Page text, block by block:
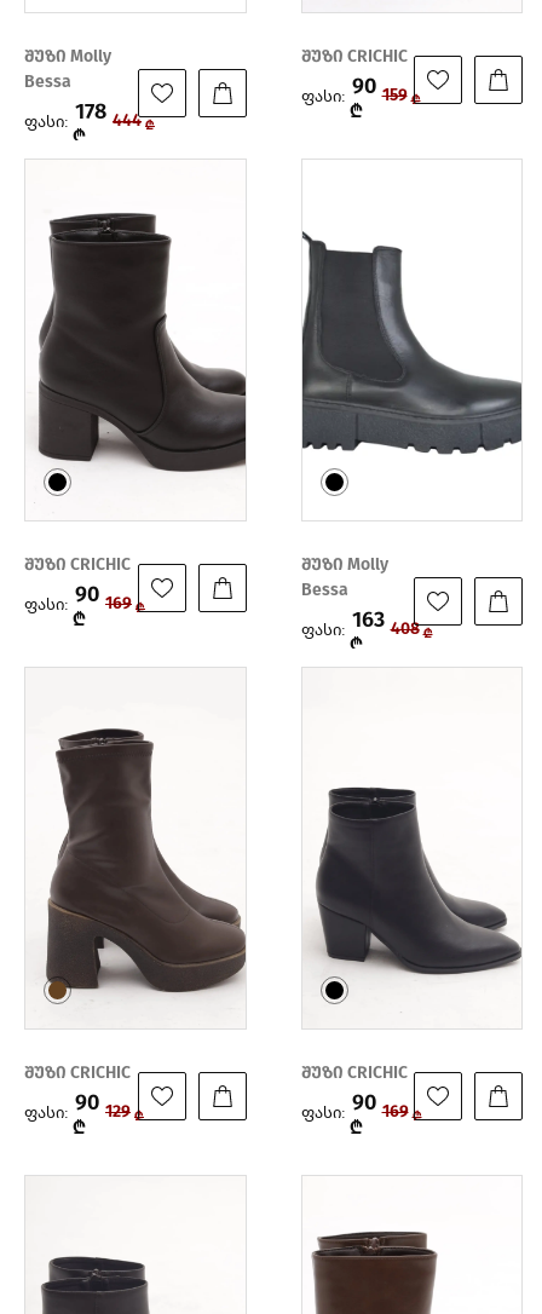
შუზი Molly
Bessa
ფასი: 178
₾
444 ₾
შუზი CRICHIC
ფასი: 90
₾
159 ₾
შუზი CRICHIC
ფასი: 90
₾
169 ₾
შუზი Molly
Bessa
ფასი: 163
₾
408 ₾
შუზი CRICHIC
ფასი: 90
₾
129 ₾
შუზი CRICHIC
ფასი: 90
₾
169 ₾